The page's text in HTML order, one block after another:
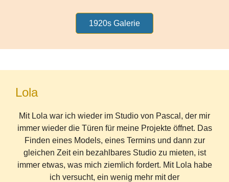
1920s Galerie
Lola
Mit Lola war ich wieder im Studio von Pascal, der mir
immer wieder die Türen für meine Projekte öffnet. Das
Finden eines Models, eines Termins und dann zur
gleichen Zeit ein bezahlbares Studio zu mieten, ist
immer etwas, was mich ziemlich fordert. Mit Lola habe
ich versucht, ein wenig mehr mit der